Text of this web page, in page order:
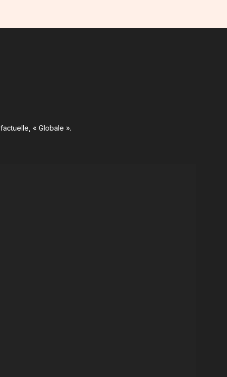
« Globale ».